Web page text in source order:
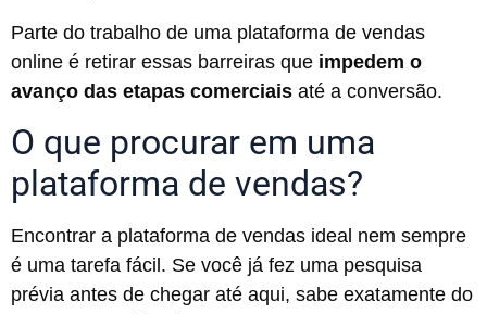
Parte do trabalho de uma plataforma de vendas
online é retirar essas barreiras que impedem o
avanço das etapas comerciais até a conversão.
O que procurar em uma
plataforma de vendas?
Encontrar a plataforma de vendas ideal nem sempre
é uma tarefa fácil. Se você já fez uma pesquisa
prévia antes de chegar até aqui, sabe exatamente do